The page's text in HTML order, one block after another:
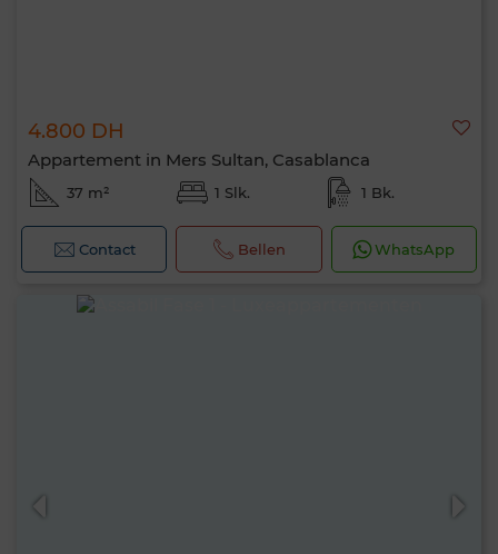
4.800 DH
Appartement in Mers Sultan, Casablanca
37 m² 1 Slk. 1 Bk.
Contact Bellen WhatsApp